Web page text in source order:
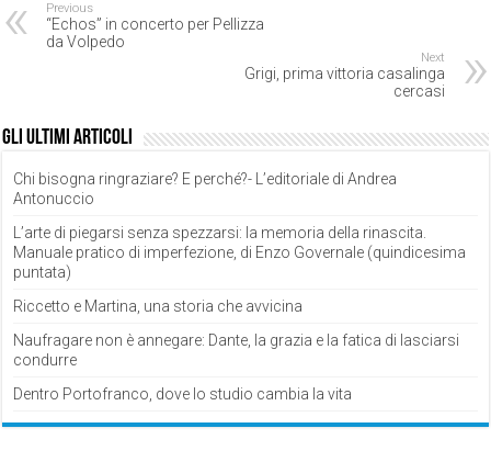
Previous
“Echos” in concerto per Pellizza
da Volpedo
Next
Grigi, prima vittoria casalinga
cercasi
Gli ultimi articoli
Chi bisogna ringraziare? E perché?- L’editoriale di Andrea
Antonuccio
L’arte di piegarsi senza spezzarsi: la memoria della rinascita.
Manuale pratico di imperfezione, di Enzo Governale (quindicesima
puntata)
Riccetto e Martina, una storia che avvicina
Naufragare non è annegare: Dante, la grazia e la fatica di lasciarsi
condurre
Dentro Portofranco, dove lo studio cambia la vita